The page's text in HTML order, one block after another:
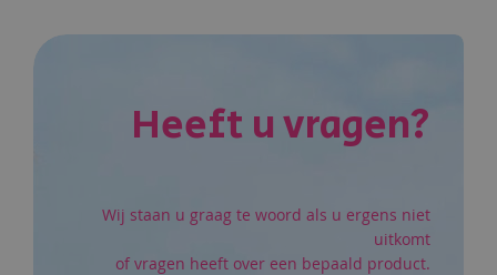
Heeft u vragen?
Wij staan u graag te woord als u ergens niet
uitkomt
of vragen heeft over een bepaald product.